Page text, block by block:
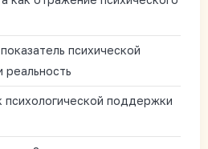
психической
психологической поддержки